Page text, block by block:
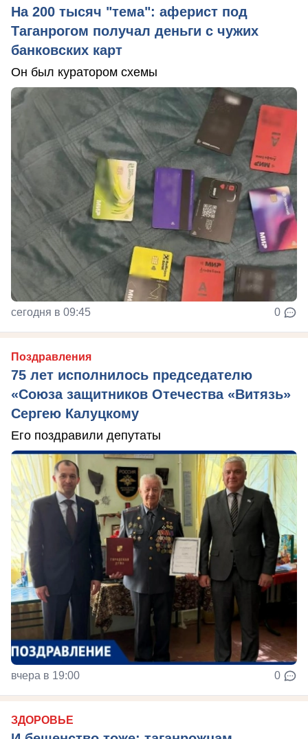
На 200 тысяч "тема": аферист под
Таганрогом получал деньги с чужих
банковских карт
Он был куратором схемы
сегодня в 09:45 0
Поздравления
75 лет исполнилось председателю
«Союза защитников Отечества «Витязь»
Сергею Калуцкому
Его поздравили депутаты
вчера в 19:00 0
ЗДОРОВЬЕ